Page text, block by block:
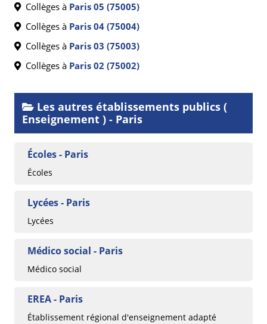
Collèges à Paris 05 (75005)
Collèges à Paris 04 (75004)
Collèges à Paris 03 (75003)
Collèges à Paris 02 (75002)
Les autres établissements publics (
Enseignement ) - Paris
Écoles - Paris
Écoles
Lycées - Paris
Lycées
Médico social - Paris
Médico social
EREA - Paris
Établissement régional d'enseignement adapté